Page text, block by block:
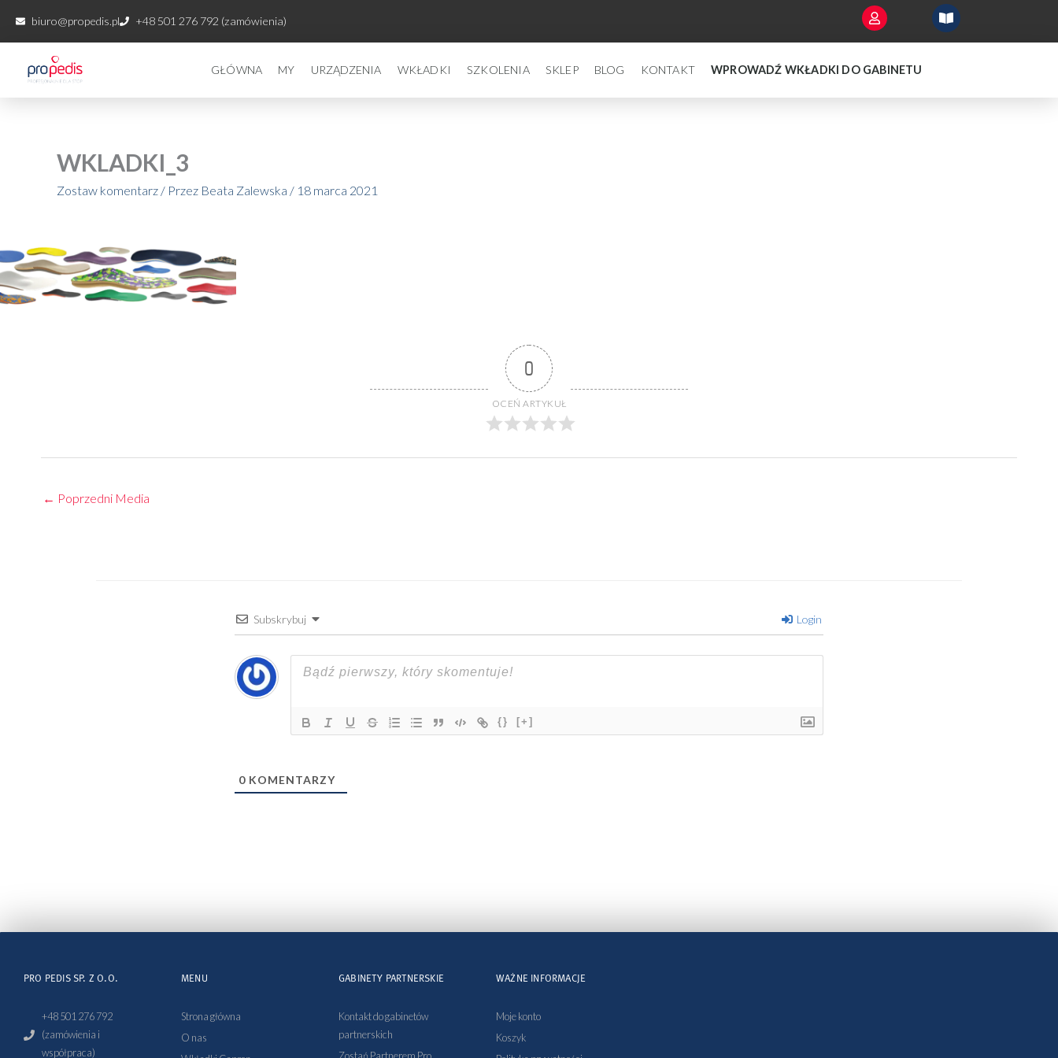
biuro@propedis.pl +48 501 276 792 (zamówienia)
GŁÓWNA MY URZĄDZENIA WKŁADKI SZKOLENIA SKLEP BLOG KONTAKT WPROWADŹ WKŁADKI DO GABINETU
WKLADKI_3
Zostaw komentarz / Przez Beata Zalewska / 18 marca 2021
0
OCEŃ ARTYKUŁ
← Poprzedni Media
Subskrybuj Login
{} [+]
0 KOMENTARZY
PRO PEDIS SP. Z O.O.
+48 501 276 792
(zamówienia i
współpraca)
MENU
Strona główna
O nas
GABINETY PARTNERSKIE
Kontakt do gabinetów
partnerskich
WAŻNE INFORMACJE
Moje konto
Koszyk